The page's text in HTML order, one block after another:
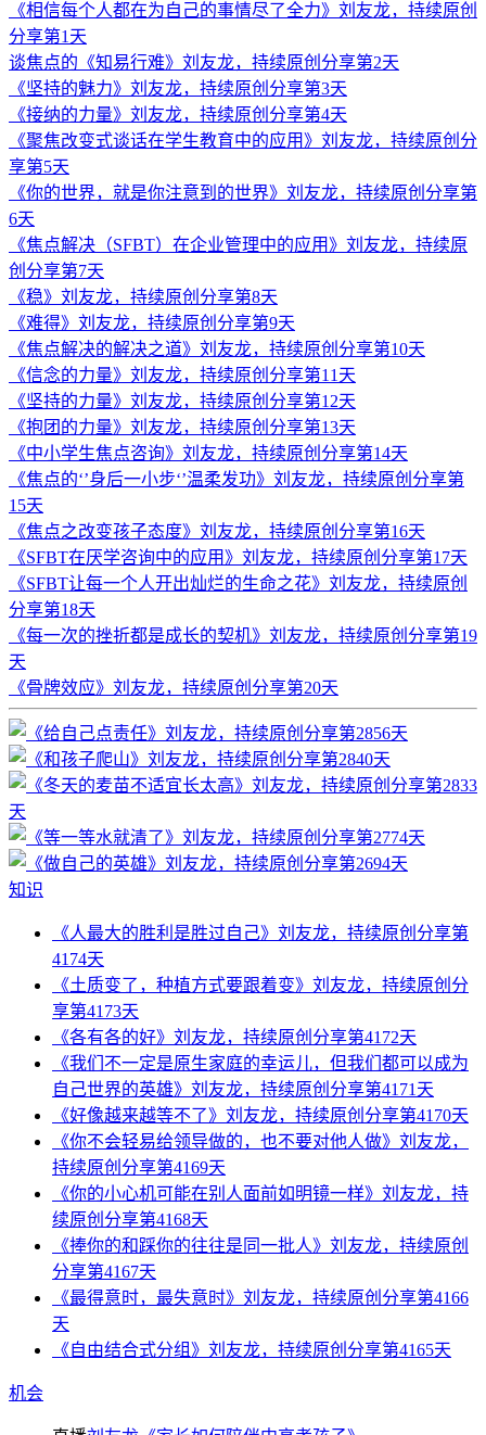
《相信每个人都在为自己的事情尽了全力》刘友龙，持续原创
分享第1天
谈焦点的《知易行难》刘友龙，持续原创分享第2天
《坚持的魅力》刘友龙，持续原创分享第3天
《接纳的力量》刘友龙，持续原创分享第4天
《聚焦改变式谈话在学生教育中的应用》刘友龙，持续原创分
享第5天
《你的世界，就是你注意到的世界》刘友龙，持续原创分享第
6天
《焦点解决（SFBT）在企业管理中的应用》刘友龙，持续原
创分享第7天
《稳》刘友龙，持续原创分享第8天
《难得》刘友龙，持续原创分享第9天
《焦点解决的解决之道》刘友龙，持续原创分享第10天
《信念的力量》刘友龙，持续原创分享第11天
《坚持的力量》刘友龙，持续原创分享第12天
《抱团的力量》刘友龙，持续原创分享第13天
《中小学生焦点咨询》刘友龙，持续原创分享第14天
《焦点的‘’身后一小步‘’温柔发功》刘友龙，持续原创分享第
15天
《焦点之改变孩子态度》刘友龙，持续原创分享第16天
《SFBT在厌学咨询中的应用》刘友龙，持续原创分享第17天
《SFBT让每一个人开出灿烂的生命之花》刘友龙，持续原创
分享第18天
《每一次的挫折都是成长的契机》刘友龙，持续原创分享第19
天
《骨牌效应》刘友龙，持续原创分享第20天
知识
《人最大的胜利是胜过自己》刘友龙，持续原创分享第
4174天
《土质变了，种植方式要跟着变》刘友龙，持续原创分
享第4173天
《各有各的好》刘友龙，持续原创分享第4172天
《我们不一定是原生家庭的幸运儿，但我们都可以成为
自己世界的英雄》刘友龙，持续原创分享第4171天
《好像越来越等不了》刘友龙，持续原创分享第4170天
《你不会轻易给领导做的，也不要对他人做》刘友龙，
持续原创分享第4169天
《你的小心机可能在别人面前如明镜一样》刘友龙，持
续原创分享第4168天
《捧你的和踩你的往往是同一批人》刘友龙，持续原创
分享第4167天
《最得意时，最失意时》刘友龙，持续原创分享第4166
天
《自由结合式分组》刘友龙，持续原创分享第4165天
机会